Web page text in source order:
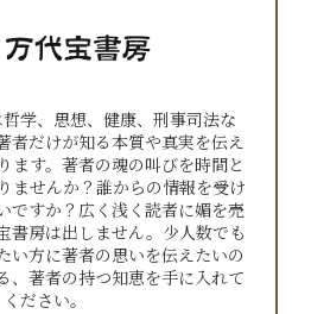
哲学、思想、健康、刑事司法な
者だけが知る本質や真実を伝え
ます。著者の魂の叫びを時間と
ませんか？誰からの情報を受け
ですか？広く浅く読者に媚を売
書房は出しません。少人数でも
い方に著者の思いを伝えたいの
、著者の持つ知恵を手に入れて
ください。